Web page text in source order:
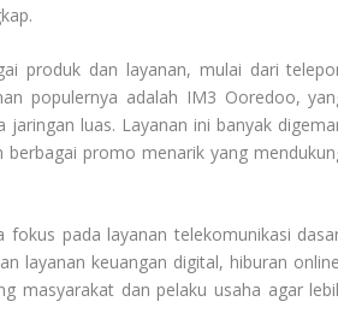
produk dan layanan, mulai dari
populernya adalah IM3 Ooredoo,
luas. Layanan ini banyak
promo menarik yang
pada layanan telekomunikasi
layanan keuangan digital, hiburan
masyarakat dan pelaku usaha agar